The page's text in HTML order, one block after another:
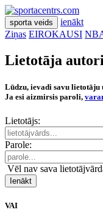
sporta veids
ienākt
Ziņas EIROKAUSI
Lietotāja
Lūdzu, ievadi savu lietotāju
Ja esi aizmirsis paroli,
Lietotājs:
Parole:
Vēl nav sava
Ienākt
VAI